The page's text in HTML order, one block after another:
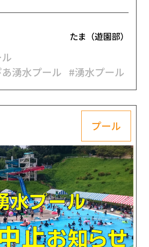
たま（遊園部）
湧水プール #湧水プール
プール